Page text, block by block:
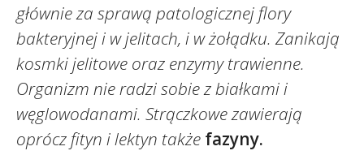
głównie za sprawą patologicznej flory
bakteryjnej i w jelitach, i w żołądku. Zanikają
kosmki jelitowe oraz enzymy trawienne.
Organizm nie radzi sobie z białkami i
węglowodanami. Strączkowe zawierają
oprócz fityn i lektyn także fazyny.